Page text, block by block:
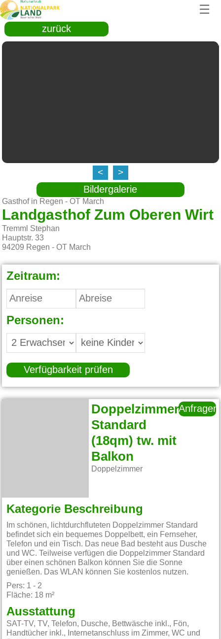
☰
zurück
< >
Bildergalerie
Gasthof in Regen - OT March
Landgasthof Zum Oberen Wirt
Tremml Stephan
Hauptstr. 33
94209 Regen - OT March
Zeitraum:
Personen:
Verfügbarkeit prüfen
Doppelzimmer
Standard
(18qm) tw. mit
Balkon
Doppelzimmer
Anfragen
Kategorie Beschreibung
Im schönen, lichtdurchfluteten Doppelzimmer Standard
befindet sich ein bequemes Doppelbett, ein Fernseher,
Telefon und ein Tisch. Das neue Bad besteht aus Dusche
und WC. Teilweise verfügen die Doppelzimmer Standard
über einen schönen Balkon können Sie die Sonne
genießen. Das WLAN können Sie kostenlos nutzen.
Pers: 1 - 2
Fläche: 18 m²
Ausstattung
SAT-TV, TV, Telefon, Dusche, Bettwäsche inkl., Fön,
Handtücher inkl., Internetanschluss im Zimmer, WC und